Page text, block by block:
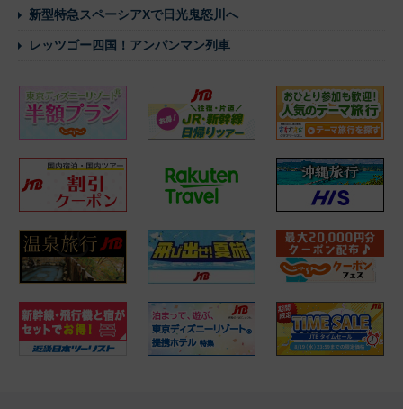
新型特急スペーシアXで日光鬼怒川へ
レッツゴー四国！アンパンマン列車